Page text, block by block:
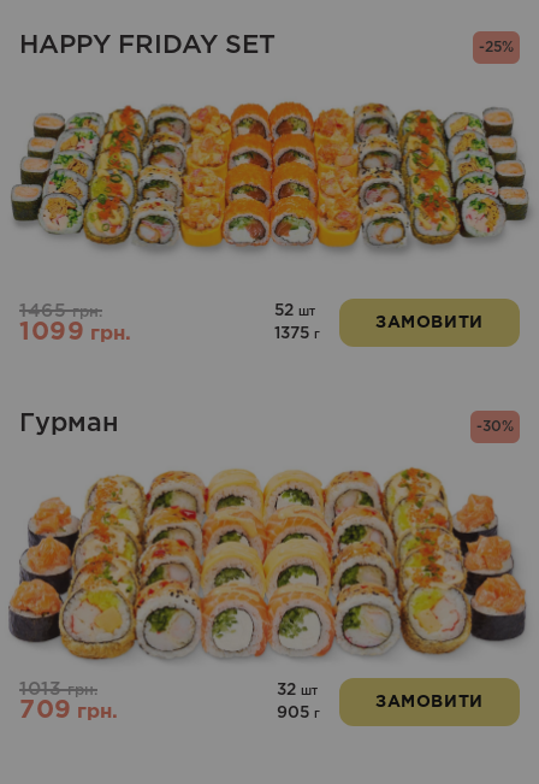
-25%
HAPPY FRIDAY SET
1465грн.
1099грн.
52 шт
1375 г
ЗАМОВИТИ
-30%
Гурман
1013грн.
709грн.
32 шт
905 г
ЗАМОВИТИ